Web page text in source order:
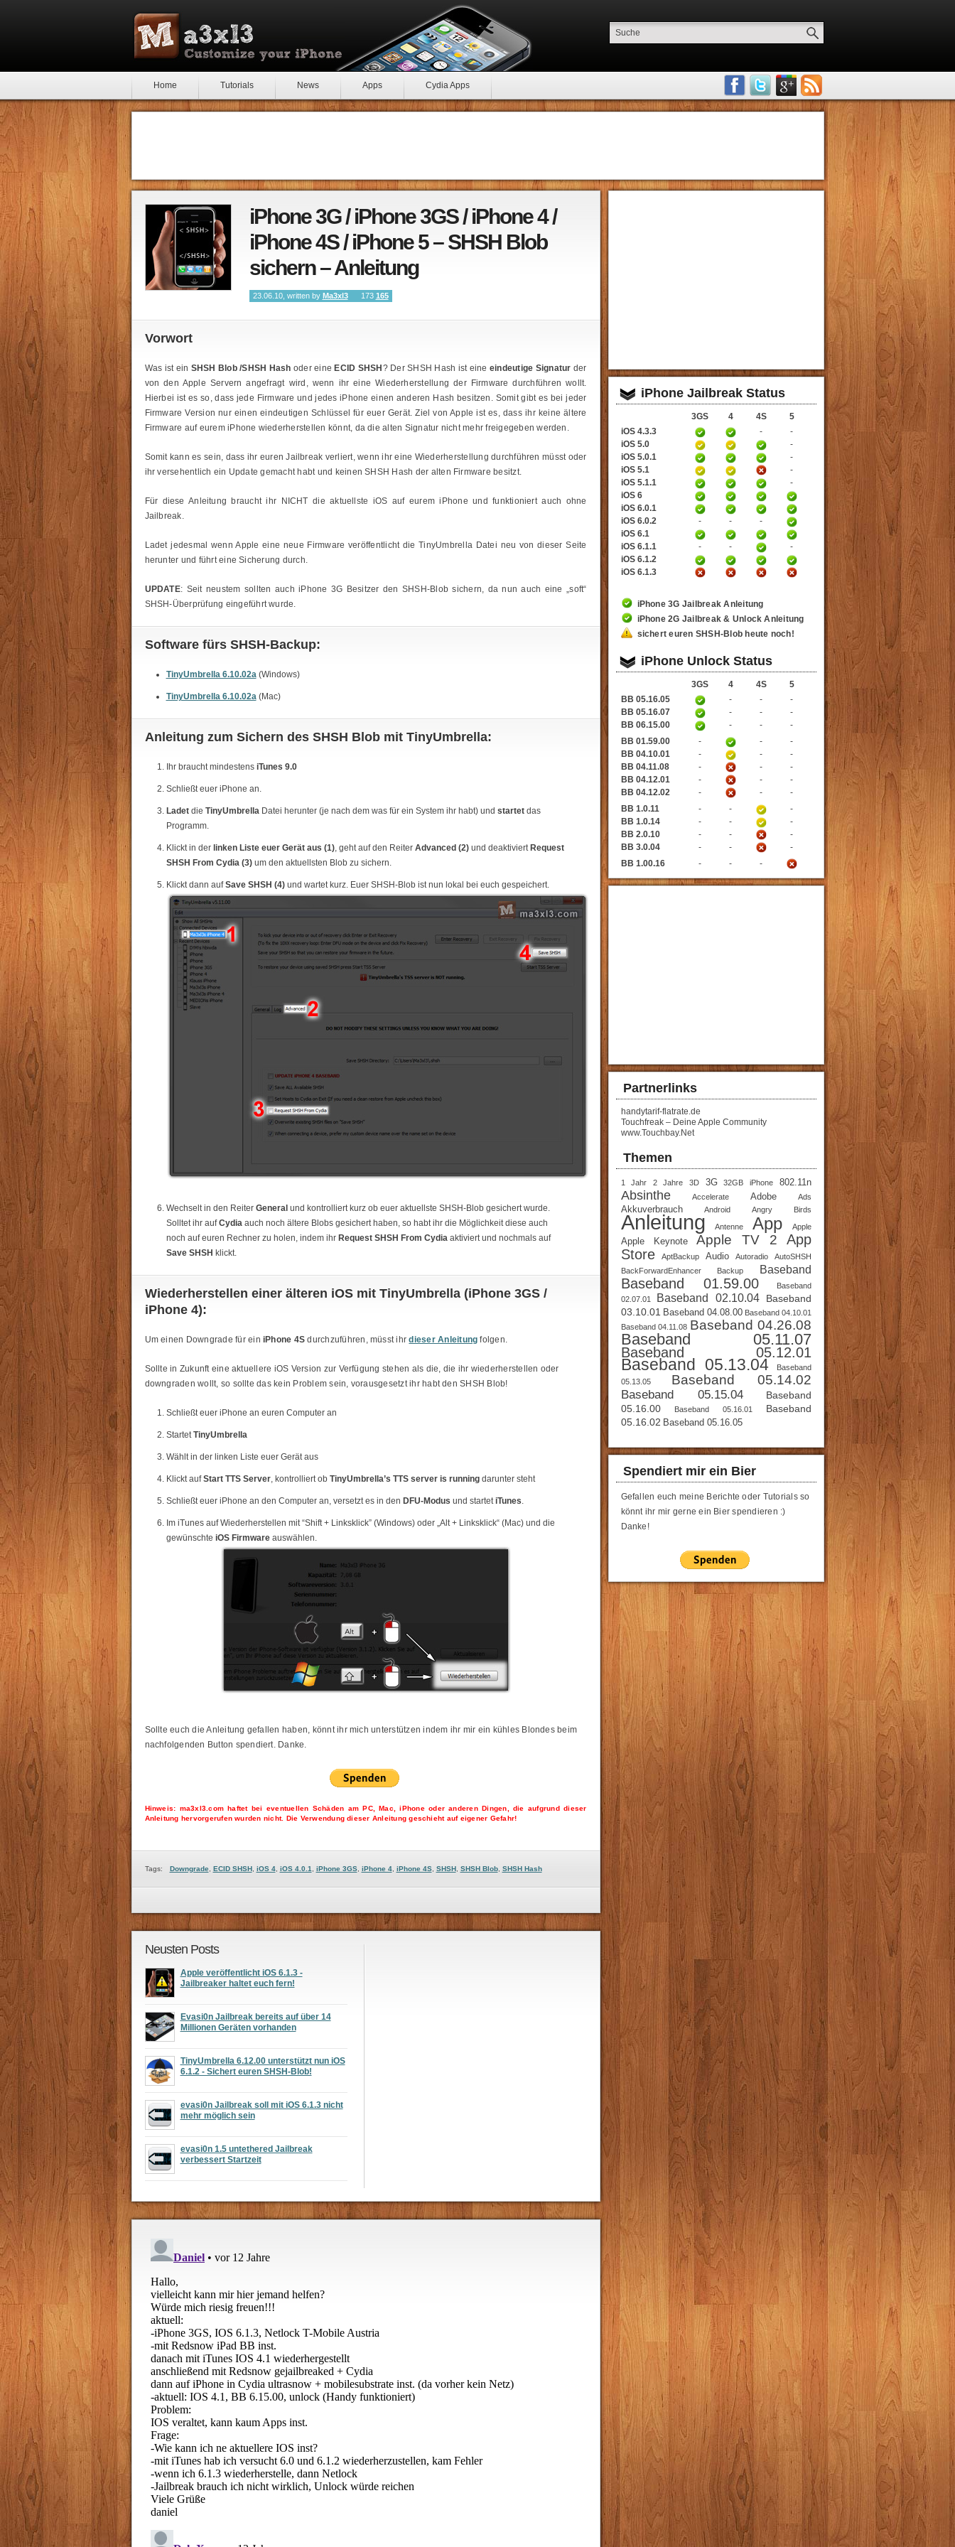
Home Tutorials News Apps Cydia Apps
iPhone 3G / iPhone 3GS / iPhone 4 /
iPhone 4S / iPhone 5 – SHSH Blob
sichern – Anleitung
23.06.10, written by Ma3xl3 173 165
Vorwort
Was ist ein SHSH Blob /SHSH Hash oder eine ECID SHSH ? Der SHSH Hash ist eine eindeutige Signatur der
von den Apple Servern angefragt wird, wenn ihr eine Wiederherstellung der Firmware durchführen wollt.
Hierbei ist es so, dass jede Firmware und jedes iPhone einen anderen Hash besitzen. Somit gibt es bei jeder
Firmware Version nur einen eindeutigen Schlüssel für euer Gerät. Ziel von Apple ist es, dass ihr keine ältere
Firmware auf eurem iPhone wiederherstellen könnt, da die alten Signatur nicht mehr freigegeben werden.
Somit kann es sein, dass ihr euren Jailbreak verliert, wenn ihr eine Wiederherstellung durchführen müsst oder
ihr versehentlich ein Update gemacht habt und keinen SHSH Hash der alten Firmware besitzt.
Für diese Anleitung braucht ihr NICHT die aktuellste iOS auf eurem iPhone und funktioniert auch ohne
Jailbreak.
Ladet jedesmal wenn Apple eine neue Firmware veröffentlicht die TinyUmbrella Datei neu von dieser Seite
herunter und führt eine Sicherung durch.
UPDATE: Seit neustem sollten auch iPhone 3G Besitzer den SHSH-Blob sichern, da nun auch eine „soft“
SHSH-Überprüfung eingeführt wurde.
Software fürs SHSH-Backup:
TinyUmbrella 6.10.02a(Windows)
TinyUmbrella 6.10.02a(Mac)
Anleitung zum Sichern des SHSH Blob mit TinyUmbrella:
Ihr braucht mindestens iTunes 9.0
Schließt euer iPhone an.
Ladet die TinyUmbrella Datei herunter (je nach dem was für ein System ihr habt) und startetdas
Programm.
Klickt in der linken Liste euer Gerät aus (1), geht auf den Reiter Advanced (2)und deaktiviert Request
SHSH From Cydia (3)um den aktuellsten Blob zu sichern.
Klickt dann aufSave SHSH (4) und wartet kurz. Euer SHSH-Blob ist nun lokal bei euch gespeichert.
Wechselt in den Reiter General und kontrolliert kurz ob euer aktuellste SHSH-Blob gesichert wurde.
Solltet ihr aufCydiaauch noch ältere Blobs gesichert haben, so habt ihr die Möglichkeit diese auch
noch auf euren Rechner zu holen, indem ihr Request SHSH From Cydiaaktiviert und nochmals auf
Save SHSH klickt.
Wiederherstellen einer älteren iOS mit TinyUmbrella (iPhone 3GS /
iPhone 4):
Um einen Downgrade für ein iPhone 4S durchzuführen, müsst ihrdieser Anleitung folgen.
Sollte in Zukunft eine aktuellere iOS Version zur Verfügung stehen als die, die ihr wiederherstellen oder
downgraden wollt, so sollte das kein Problem sein, vorausgesetzt ihr habt den SHSH Blob!
Schließt euer iPhone an euren Computer an
StartetTinyUmbrella
Wählt in der linken Liste euer Gerät aus
Klickt aufStart TTS Server, kontrolliert ob TinyUmbrella’s TTS server is runningdarunter steht
Schließt euer iPhone an den Computer an, versetzt es in den DFU-Modus und startetiTunes.
Im iTunes auf Wiederherstellen mit “Shift + Linksklick” (Windows) oder „Alt + Linksklick“ (Mac) und die
gewünschte iOS Firmware auswählen.
Sollte euch die Anleitung gefallen haben, könnt ihr mich unterstützen indem ihr mir ein kühles Blondes beim
nachfolgenden Button spendiert. Danke.
Hinweis: ma3xl3.com haftet bei eventuellen Schäden am PC, Mac, iPhone oder anderen Dingen, die aufgrund dieser
Anleitung hervorgerufen wurden nicht. Die Verwendung dieser Anleitung geschieht auf eigener Gefahr!
Tags: Downgrade, ECID SHSH, iOS 4, iOS 4.0.1 iPhone 3GS, iPhone 4, iPhone 4S, SHSH, SHSH Blob, SHSH Hash
Neusten Posts
Apple veröffentlicht iOS 6.1.3 -
Jailbreaker haltet euch fern!
Evasi0n Jailbreak bereits auf über 14
Millionen Geräten vorhanden
TinyUmbrella 6.12.00 unterstützt nun iOS
6.1.2 - Sichert euren SHSH-Blob!
evasi0n Jailbreak soll mit iOS 6.1.3 nicht
mehr möglich sein
evasi0n 1.5 untethered Jailbreak
verbessert Startzeit
iPhone Jailbreak Status
3GS 4 4S
5
iOS 4.3.3
-
-
iOS 5.0
-
iOS 5.0.1
-
iOS 5.1
-
iOS 5.1.1
-
iOS 6
iOS 6.0.1
iOS 6.0.2
- -
-
iOS 6.1
iOS 6.1.1
- -
-
iOS 6.1.2
iOS 6.1.3
iPhone 3G Jailbreak Anleitung
iPhone 2G Jailbreak & Unlock Anleitung
sichert euren SHSH-Blob heute noch!
iPhone Unlock Status
3GS 4 4S
5
BB 05.16.05
- -
-
BB 05.16.07
- -
-
BB 06.15.00
- -
-
BB 01.59.00
- -
-
BB 04.10.01
- -
-
BB 04.11.08
- -
-
BB 04.12.01
- -
-
BB 04.12.02
- -
-
BB 1.0.11
- -
-
BB 1.0.14
- -
-
BB 2.0.10
- -
-
BB 3.0.04
- -
-
BB 1.00.16
- - -
Partnerlinks
handytarif-flatrate.de
Touchfreak – Deine Apple Community
www.Touchbay.Net
Themen
1 Jahr 2 Jahre 3D 3G 32GB iPhone 802.11n
Absinthe Accelerate Adobe Ads
Akkuverbrauch Android Angry Birds
Anleitung Antenne App Apple
Apple Keynote Apple TV 2
App
Store
AptBackup Audio Autoradio
AutoSHSH
BackForwardEnhancer
Backup Baseband
Baseband 01.59.00
Baseband
02.07.01
Baseband 02.10.04
Baseband
03.10.01 Baseband 04.08.00 Baseband 04.10.01
Baseband 04.11.08 Baseband 04.26.08
Baseband 05.11.07
Baseband 05.12.01
Baseband 05.13.04
Baseband
05.13.05
Baseband 05.14.02
Baseband 05.15.04
Baseband
05.16.00
Baseband 05.16.01
Baseband
05.16.02 Baseband 05.16.05
Spendiert mir ein Bier
Gefallen euch meine Berichte oder Tutorials so
könnt ihr mir gerne ein Bier spendieren :)
Danke!